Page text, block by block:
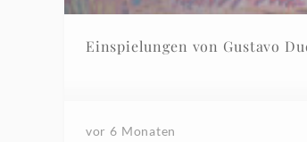
vor 6 Monaten